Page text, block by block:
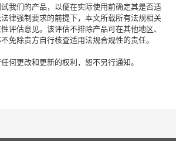
我们的产品，以便在实际使用前确定其是否适
律强制要求的前提下，本文所载所有法规相关
评估意见。该评估不排除产品可在其他地区、
免除贵方自行核查适用法规合规性的责任。
何更改和更新的权利，恕不另行通知。